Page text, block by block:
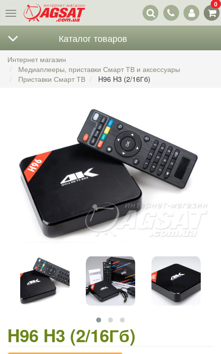
Меню
Наши
контакты
0
Каталог товаров
Интернет магазин
Медиаплееры, приставки Смарт ТВ и аксессуары
Приставки Смарт ТВ
H96 H3 (2/16Гб)
H96 H3 (2/16Гб)